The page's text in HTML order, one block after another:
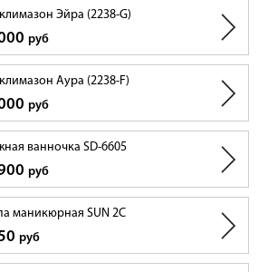
Эйра (2238-G)
руб
Аура (2238-F)
руб
ванночка SD-6605
руб
маникюрная SUN 2C
руб